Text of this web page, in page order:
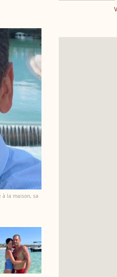
à la maison, sa